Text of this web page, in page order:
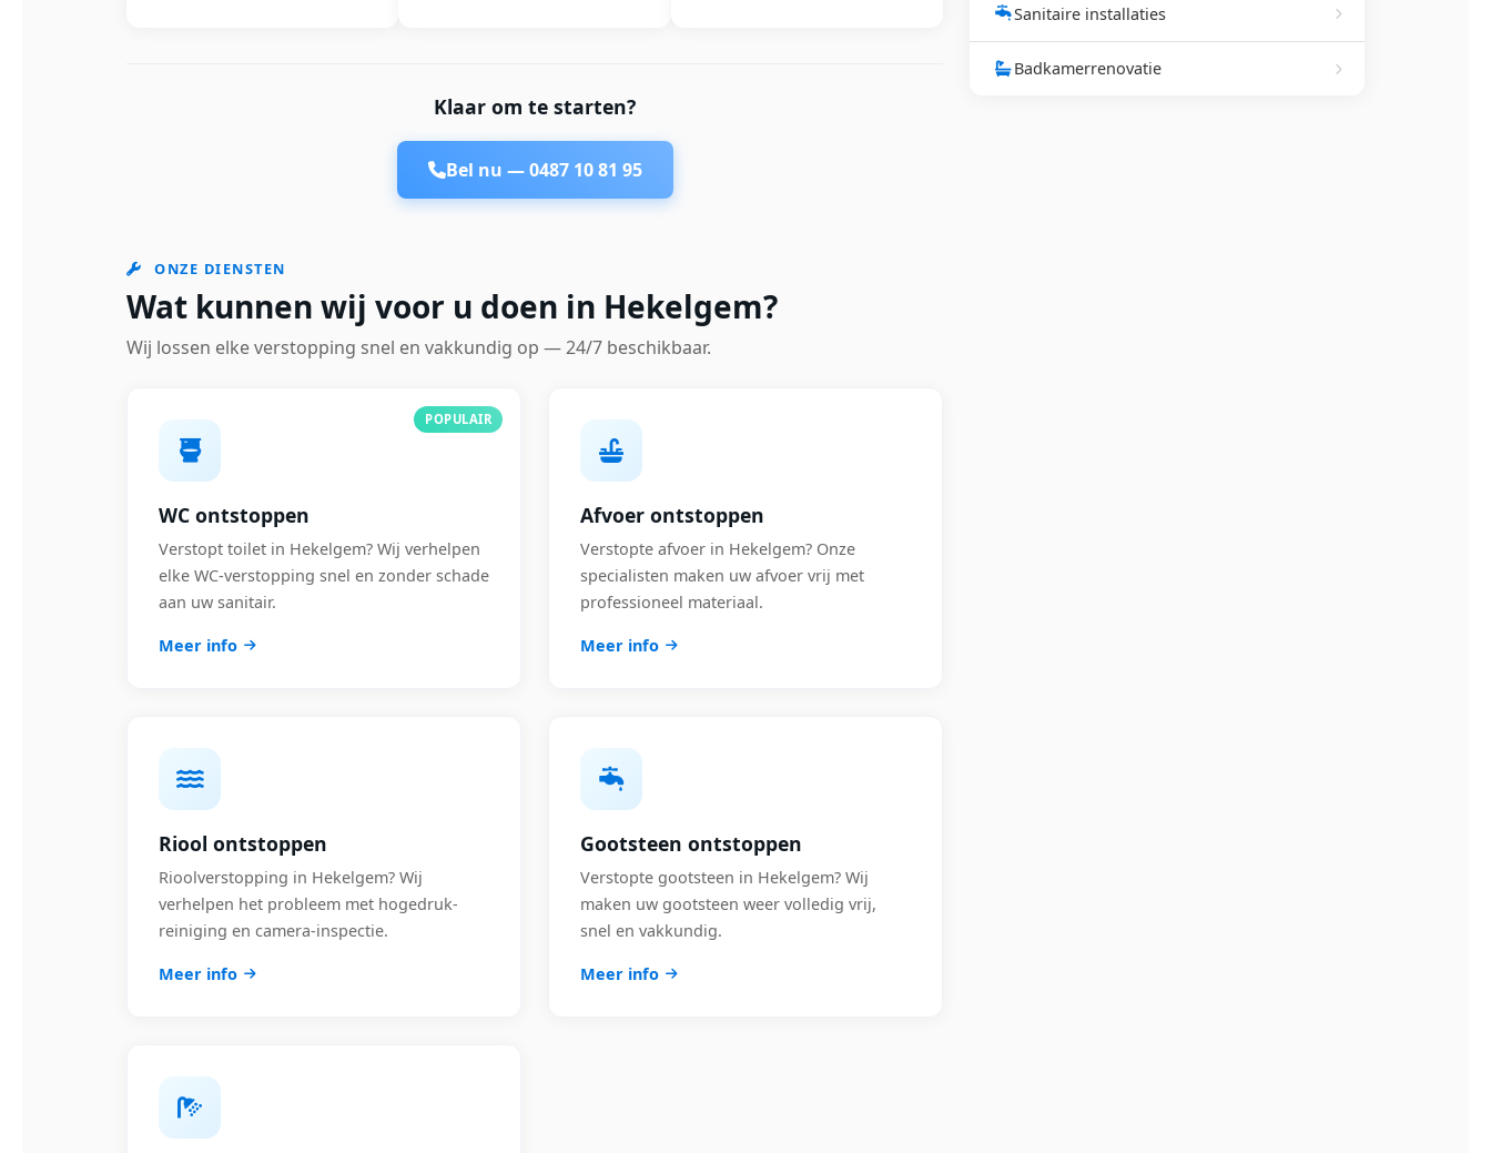
Klaar om te starten?
Bel nu —0487 10 81 95
ONZE DIENSTEN
Wat kunnen wij voor u doen in Hekelgem?
Wij lossen elke verstopping snel en vakkundig op — 24/7 beschikbaar.
POPULAIR
WC ontstoppen
Verstopt toilet in Hekelgem? Wij verhelpen
elke WC-verstopping snel en zonder schade
aan uw sanitair.
Meer info
Afvoer ontstoppen
Verstopte afvoer in Hekelgem? Onze
specialisten maken uw afvoer vrij met
professioneel materiaal.
Meer info
Riool ontstoppen
Rioolverstopping in Hekelgem? Wij
verhelpen het probleem met hogedruk-
reiniging en camera-inspectie.
Meer info
Gootsteen ontstoppen
Verstopte gootsteen in Hekelgem? Wij
maken uw gootsteen weer volledig vrij,
snel en vakkundig.
Meer info
Sanitaire installaties
Badkamerrenovatie